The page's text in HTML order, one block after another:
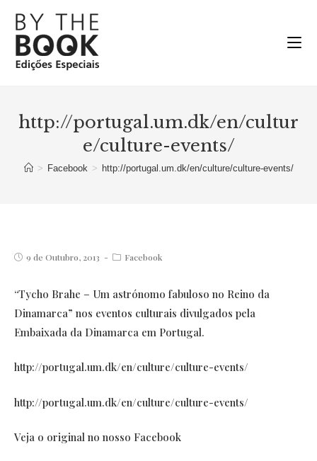
para
conteúdo
http://portugal.um.dk/en/cultur
e/culture-events/
> Facebook > http://portugal.um.dk/en/culture/culture-events/
Post9 de Outubro, 2013
PostFacebook
“Tycho Brahe – Um astrónomo fabuloso no Reino da
Dinamarca” nos eventos culturais divulgados pela
Embaixada da Dinamarca em Portugal.
http://portugal.um.dk/en/culture/culture-events/
http://portugal.um.dk/en/culture/culture-events/
Veja o original no nosso Facebook